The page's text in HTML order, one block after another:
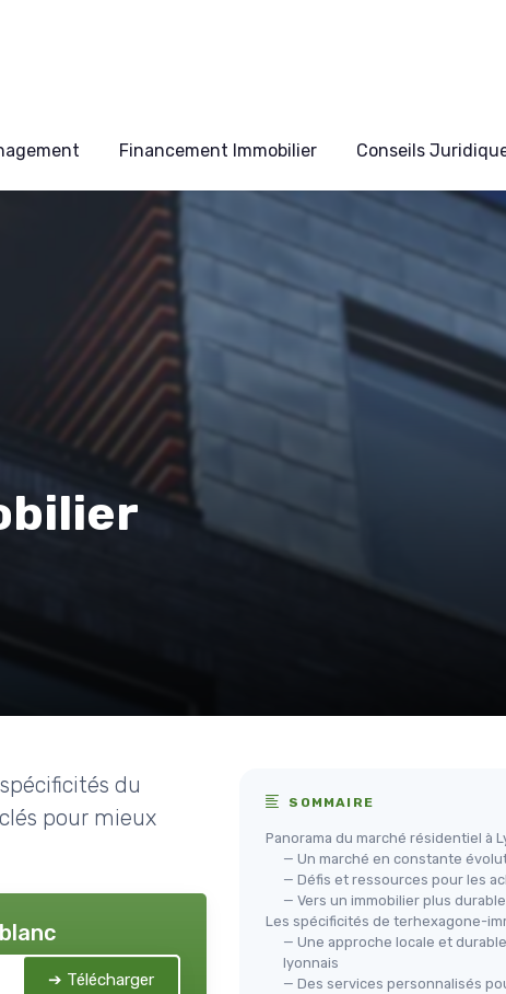
Financement Immobilier Conseils
du
pour mieux
➔ Télécharger
SOMMAIRE
Panorama du marché résidentiel à
— Un marché en constante
— Défis et ressources pour les
— Vers un immobilier plus
Les spécificités de terhexagone-
— Une approche locale et
lyonnais
— Des services personnalisés